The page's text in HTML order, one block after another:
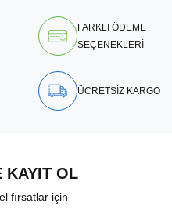
FARKLI ÖDEME
SEÇENEKLERİ
ÜCRETSİZ KARGO
KAYIT OL
fırsatlar için